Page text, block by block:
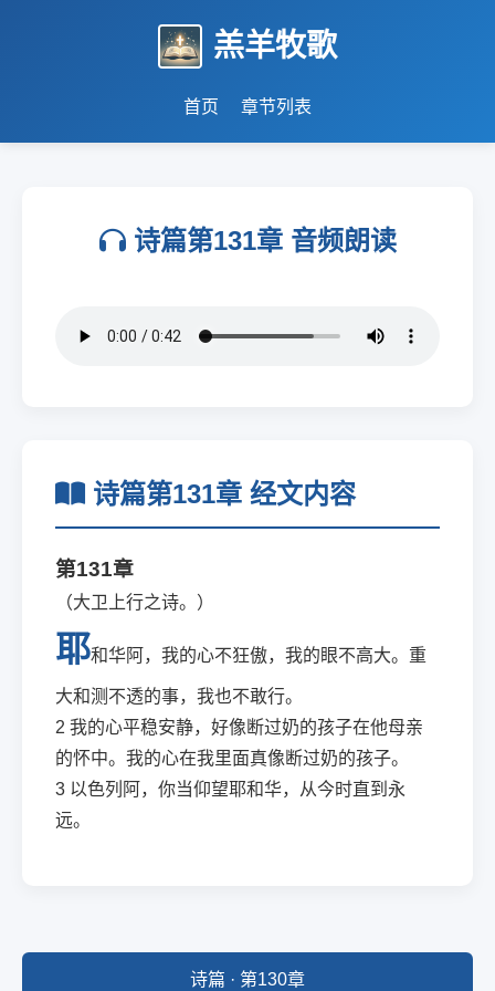
羔羊牧歌
首页 章节列表
诗篇第131章 音频朗读
诗篇第131章 经文内容
第131章
（大卫上行之诗。）
耶和华阿，我的心不狂傲，我的眼不高大。重
大和测不透的事，我也不敢行。
2 我的心平稳安静，好像断过奶的孩子在他母亲
的怀中。我的心在我里面真像断过奶的孩子。
3 以色列阿，你当仰望耶和华，从今时直到永
远。
诗篇 · 第130章